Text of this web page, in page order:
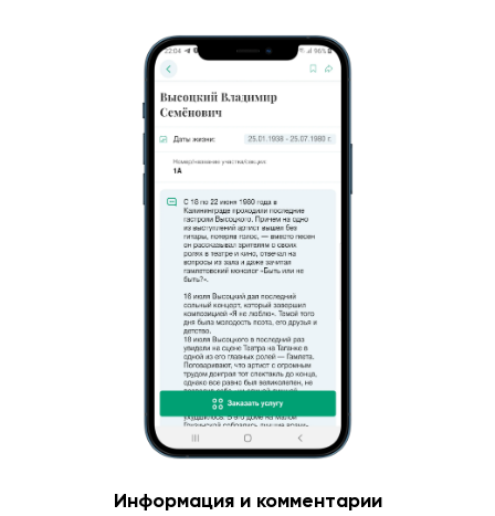
Информация и комментарии